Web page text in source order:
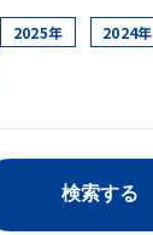
2025年 2024年